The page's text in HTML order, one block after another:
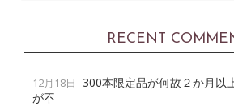
RECENT
12月18日 300本限定品が何故２か月以
が不